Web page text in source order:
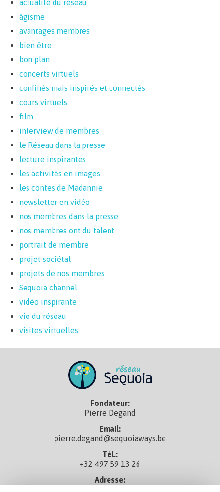
actualité du réseau
âgisme
avantages membres
bien être
bon plan
concerts virtuels
confinés mais inspirés et connectés
cours virtuels
film
interview de membres
le Réseau dans la presse
lecture inspirantes
les activités en images
les contes de Madannie
newsletter en vidéo
nos membres dans la presse
nos membres ont du talent
portrait de membre
projet sociétal
projets de nos membres
Sequoia channel
vidéo inspirante
vie du réseau
visites virtuelles
Fondateur:
Pierre Degand
Email:
pierre.degand@sequoiaways.be
Tél.:
+32 497 59 13 26
Adresse: